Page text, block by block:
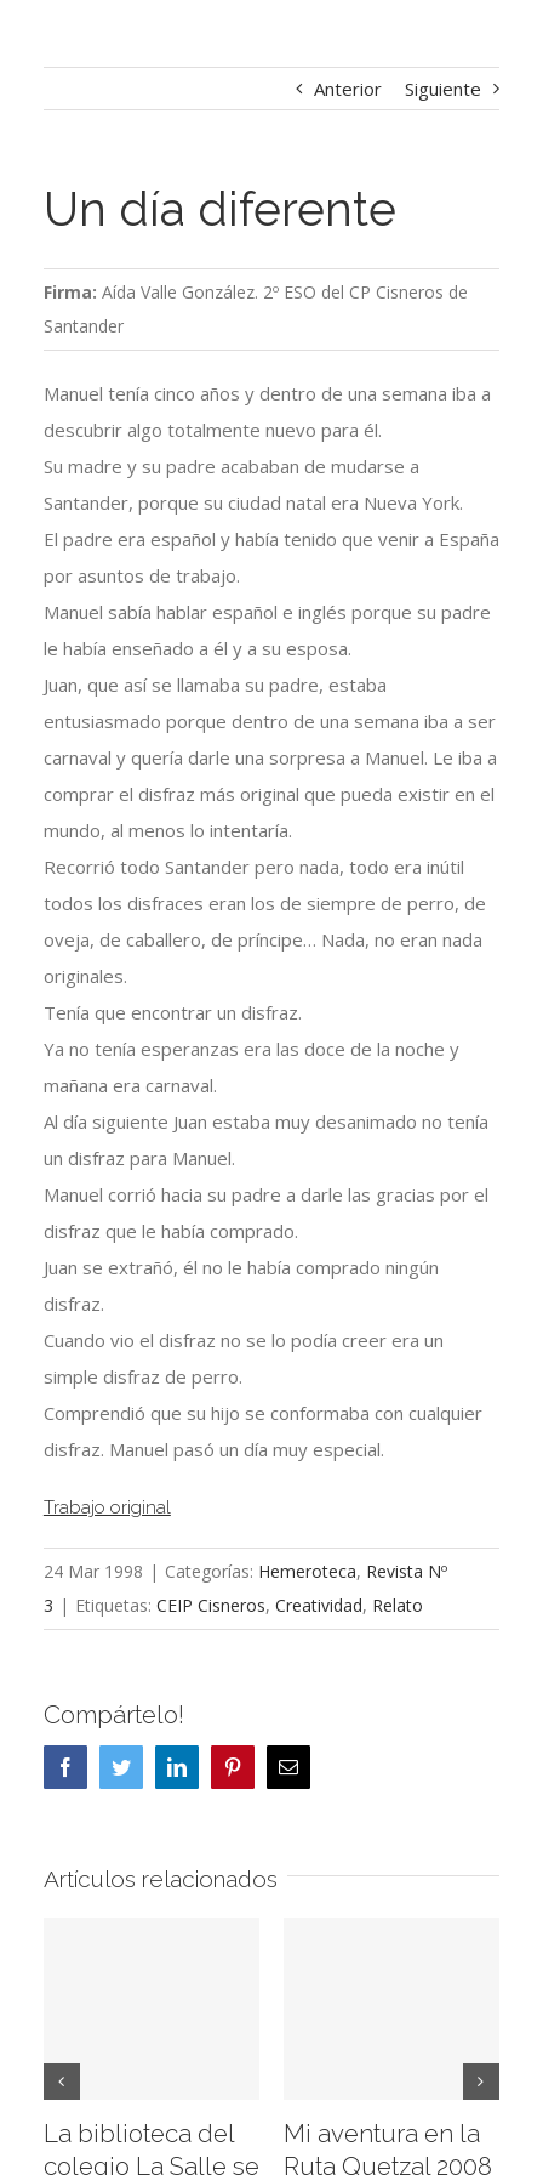
Anterior Siguiente
Un día diferente
Firma: Aída Valle González. 2º ESO del CP Cisneros de
Santander
Manuel tenía cinco años y dentro de una semana iba a
descubrir algo totalmente nuevo para él.
Su madre y su padre acababan de mudarse a
Santander, porque su ciudad natal era Nueva York.
El padre era español y había tenido que venir a España
por asuntos de trabajo.
Manuel sabía hablar español e inglés porque su padre
le había enseñado a él y a su esposa.
Juan, que así se llamaba su padre, estaba
entusiasmado porque dentro de una semana iba a ser
carnaval y quería darle una sorpresa a Manuel. Le iba a
comprar el disfraz más original que pueda existir en el
mundo, al menos lo intentaría.
Recorrió todo Santander pero nada, todo era inútil
todos los disfraces eran los de siempre de perro, de
oveja, de caballero, de príncipe… Nada, no eran nada
originales.
Tenía que encontrar un disfraz.
Ya no tenía esperanzas era las doce de la noche y
mañana era carnaval.
Al día siguiente Juan estaba muy desanimado no tenía
un disfraz para Manuel.
Manuel corrió hacia su padre a darle las gracias por el
disfraz que le había comprado.
Juan se extrañó, él no le había comprado ningún
disfraz.
Cuando vio el disfraz no se lo podía creer era un
simple disfraz de perro.
Comprendió que su hijo se conformaba con cualquier
disfraz. Manuel pasó un día muy especial.
Trabajo original
24 Mar 1998 | Categorías: Hemeroteca, Revista Nº
3 | Etiquetas: CEIP Cisneros, Creatividad, Relato
Compártelo!
FacebookTwitterLinkedInPinterestCorreo
electrónico
Artículos relacionados
La biblioteca del
colegio La Salle se
Mi aventura en la
Ruta Quetzal 2008